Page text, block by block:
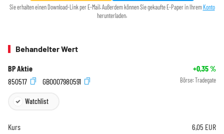
Sie erhalten einen Download-Link per E-Mail. Außerdem können Sie gekaufte E-Paper in Ihrem Konto
herunterladen.
Behandelter Wert
BP Aktie +0,35%
850517
GB0007980591 Börse: Tradegate
Watchlist
Kurs 6,05 EUR